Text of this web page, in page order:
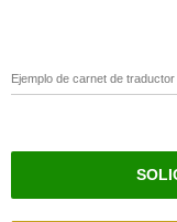
Ejemplo de carnet de